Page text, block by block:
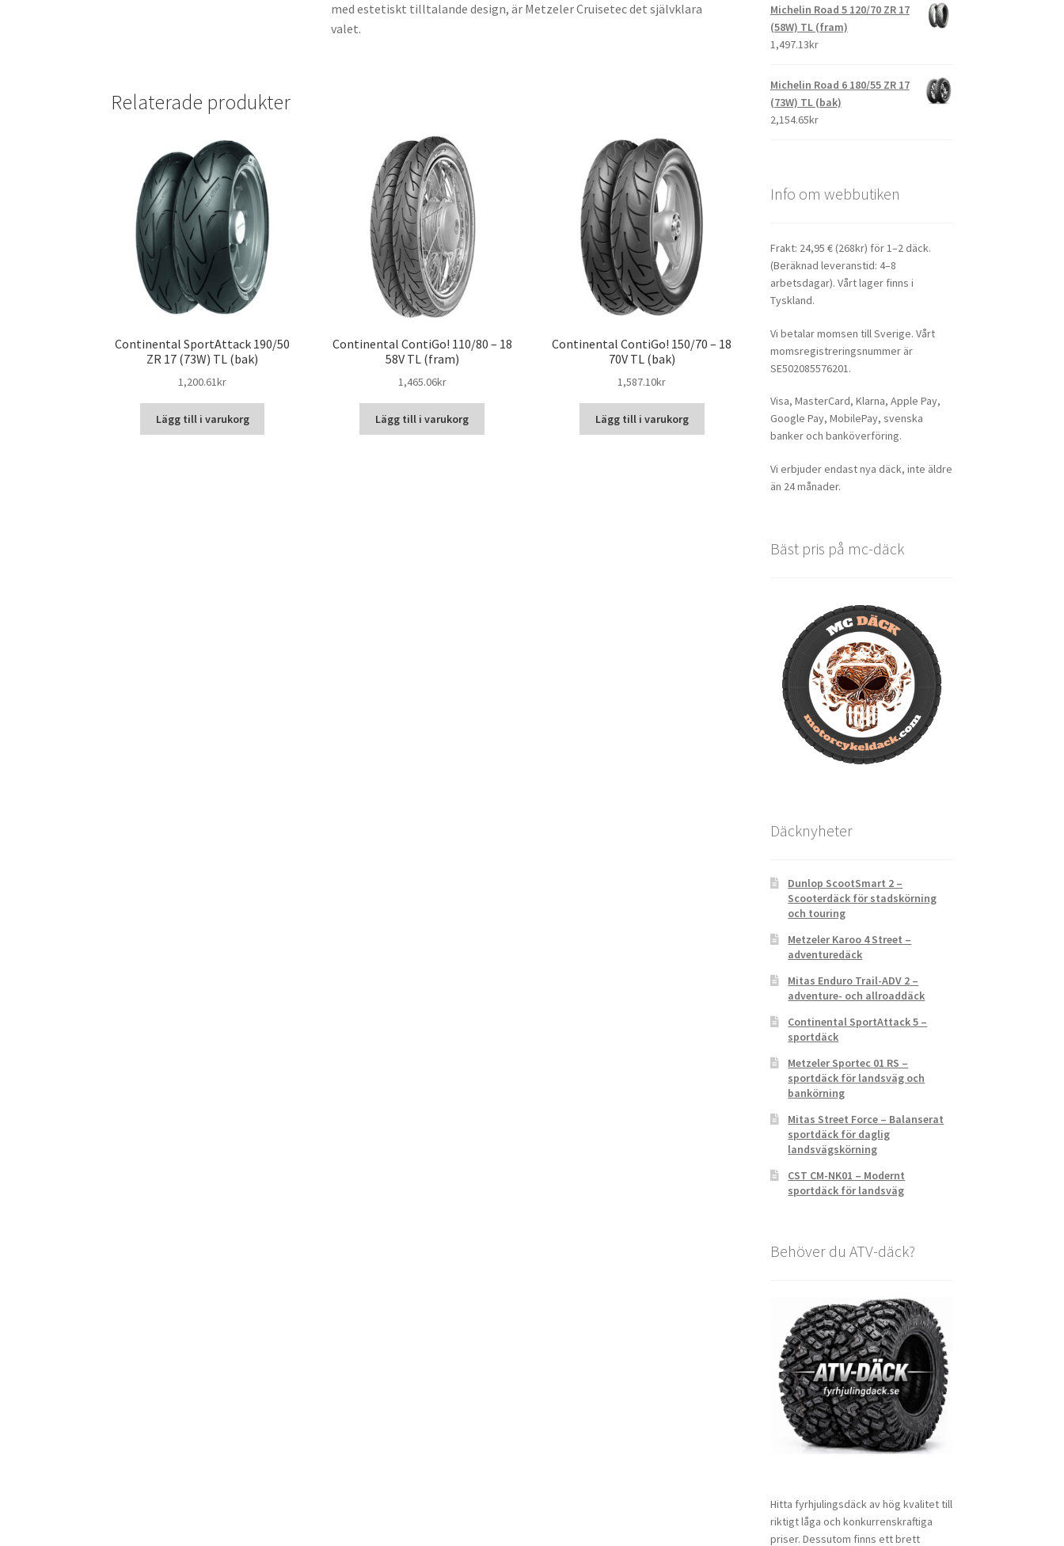
med estetiskt tilltalande design, är Metzeler Cruisetec det självklara
valet.
Relaterade produkter
Continental SportAttack 190/50
ZR 17 (73W) TL (bak)
1,200.61kr
Lägg till i varukorg
Continental ContiGo! 110/80 – 18
58V TL (fram)
1,465.06kr
Lägg till i varukorg
Continental ContiGo! 150/70 – 18
70V TL (bak)
1,587.10kr
Lägg till i varukorg
Michelin Road 5 120/70 ZR 17
(58W) TL (fram)
1,497.13kr
Michelin Road 6 180/55 ZR 17
(73W) TL (bak)
2,154.65kr
Info om webbutiken
Frakt: 24,95 € (268kr) för 1–2 däck.
(Beräknad leveranstid: 4–8
arbetsdagar). Vårt lager finns i
Tyskland.
Vi betalar momsen till Sverige. Vårt
momsregistreringsnummer är
SE502085576201.
Visa, MasterCard, Klarna, Apple Pay,
Google Pay, MobilePay, svenska
banker och banköverföring.
Vi erbjuder endast nya däck, inte äldre
än 24 månader.
Bäst pris på mc-däck
Däcknyheter
Dunlop ScootSmart 2 –
Scooterdäck för stadskörning
och touring
Metzeler Karoo 4 Street –
adventuredäck
Mitas Enduro Trail-ADV 2 –
adventure- och allroaddäck
Continental SportAttack 5 –
sportdäck
Metzeler Sportec 01 RS –
sportdäck för landsväg och
bankörning
Mitas Street Force – Balanserat
sportdäck för daglig
landsvägskörning
CST CM-NK01 – Modernt
sportdäck för landsväg
Behöver du ATV-däck?
Hitta fyrhjulingsdäck av hög kvalitet till
riktigt låga och konkurrenskraftiga
priser. Dessutom finns ett brett